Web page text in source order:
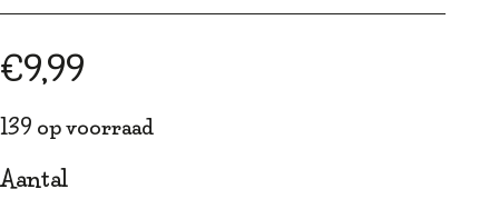
€9,99
139 op voorraad
Aantal